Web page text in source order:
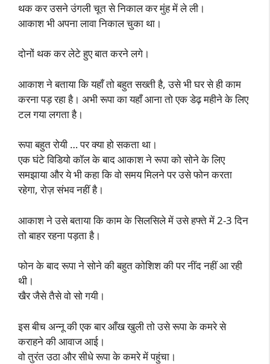
थक कर उसने उंगली चूत से निकाल कर मुंह में ले ली।
आकाश भी अपना लावा निकाल चुका था।
दोनों थक कर लेटे हुए बात करने लगे।
आकाश ने बताया कि यहाँ तो बहुत सख्ती है, उसे भी घर से ही काम
करना पड़ रहा है। अभी रूपा का यहाँ आना तो एक डेढ़ महीने के लिए
टल गया लगता है।
रूपा बहुत रोयी … पर क्या हो सकता था।
एक घंटे विडियो कॉल के बाद आकाश ने रूपा को सोने के लिए
समझाया और ये भी कहा कि वो समय मिलने पर उसे फोन करता
रहेगा, रोज़ संभव नहीं है।
आकाश ने उसे बताया कि काम के सिलसिले में उसे हफ्ते में 2-3 दिन
तो बाहर रहना पड़ता है।
फोन के बाद रूपा ने सोने की बहुत कोशिश की पर नींद नहीं आ रही
थी।
खैर जैसे तैसे वो सो गयी।
इस बीच अन्नू की एक बार आँख खुली तो उसे रूपा के कमरे से
कराहने की आवाज आई।
वो तुरंत उठा और सीधे रूपा के कमरे में पहुंचा।